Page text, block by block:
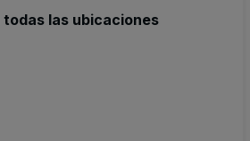
las ubicaciones